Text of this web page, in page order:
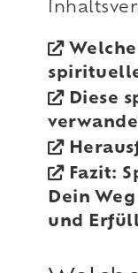
Diese
Fazit:
Dein
und